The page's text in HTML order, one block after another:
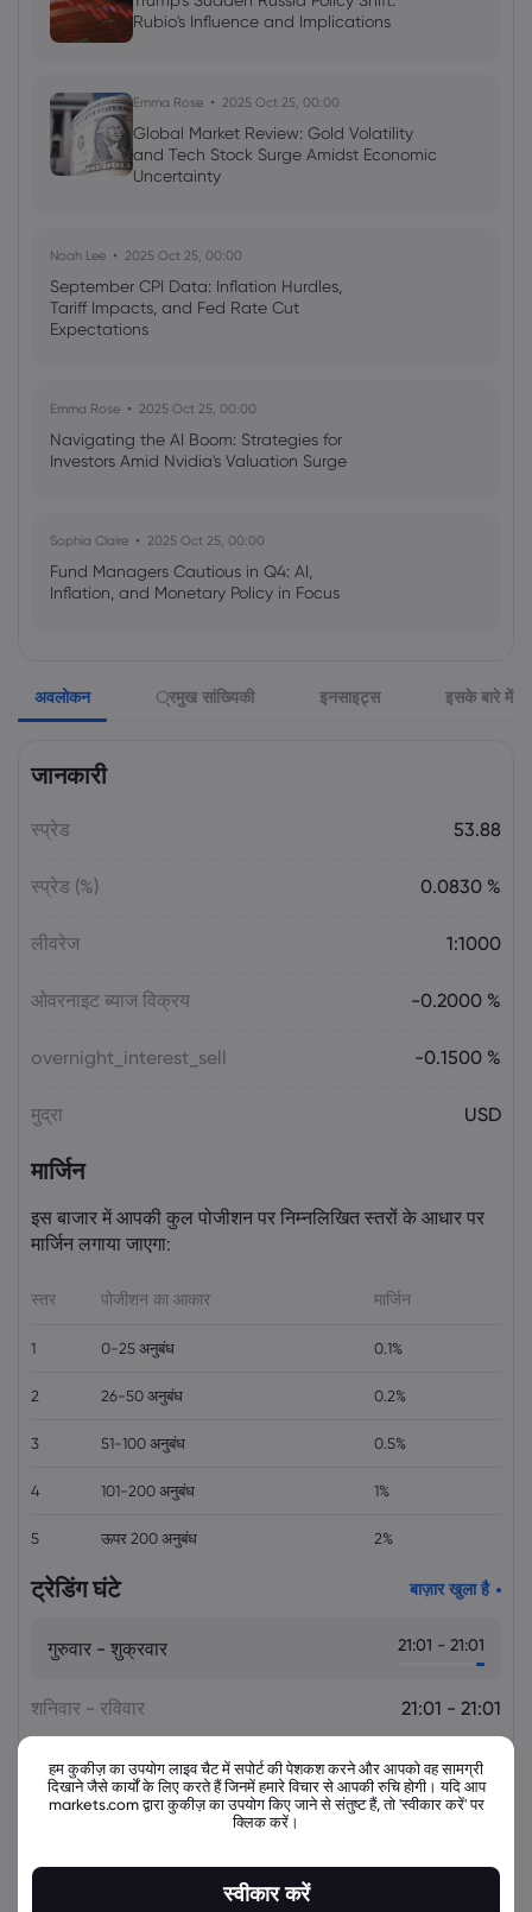
Ava Grace 2025 Jul 03, 08:35
AI Podcast: Fresh Insights on Fed Rate
Rubio's Influence and Implications
Emma Rose 2025 Oct 25, 00:00
Global Market Review: Gold Volatility
and Tech Stock Surge Amidst Economic
Uncertainty
Noah Lee 2025 Oct 25, 00:00
September CPI Data: Inflation Hurdles,
Tariff Impacts, and Fed Rate Cut
Expectations
Emma Rose 2025 Oct 25, 00:00
Navigating the AI Boom: Strategies for
Investors Amid Nvidia's Valuation Surge
Sophia Claire 2025 Oct 25, 00:00
Fund Managers Cautious in Q4: AI,
Inflation, and Monetary Policy in Focus
US Government Shutdown Threatens
October Inflation Data Release
US-EU Relations: Russia Sanctions Unite
Emma Rose
Overheating, U.S. Trade Policy Risk
अवलोकन ्रमुख सांख्यिकी इनसाइट्स इसके बारे में
जानकारी
स्प्रेड 53.88
स्प्रेड (%) 0.0830 %
लीवरेज 1:1000
ओवरनाइट ब्याज विक्रय -0.2000 %
overnight_interest_sell -0.1500 %
मुद्रा USD
मार्जिन
इस बाजार में आपकी कुल पोजीशन पर निम्नलिखित स्तरों के आधार पर
मार्जिन लगाया जाएगा:
स्तर पोजीशन का आकार मार्जिन
1 0-25 अनुबंध 0.1%
2 26-50 अनुबंध 0.2%
3 51-100 अनुबंध 0.5%
4 101-200 अनुबंध 1%
5 ऊपर 200 अनुबंध 2%
ट्रेडिंग घंटे बाज़ार खुला है
गुरुवार - शुक्रवार 21:01 - 21:01
शनिवार - रविवार 21:01 - 21:01
रविवार - सोमवार 21:01 - 21:01
मंगवार - बुधवार 21:01 - 21:01
हम कुकीज़ का उपयोग लाइव चैट में सपोर्ट की पेशकश करने और आपको वह सामग्री
दिखाने जैसे कार्यों के लिए करते हैं जिनमें हमारे विचार से आपकी रुचि होगी। यदि आप
markets.com द्वारा कुकीज़ का उपयोग किए जाने से संतुष्ट हैं, तो 'स्वीकार करें' पर
क्लिक करें।
स्वीकार करें